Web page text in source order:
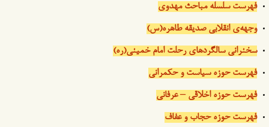
فهرست سلسله مباحث مهدوی
وجهه‌ی انقلابی صدیقه طاهره(س)
سخنرانی سالگردهای رحلت امام خمینی(ره)
فهرست حوزه سیاست و حکمرانی
فهرست حوزه اخلاقی – عرفانی
فهرست حوزه حجاب و عفاف